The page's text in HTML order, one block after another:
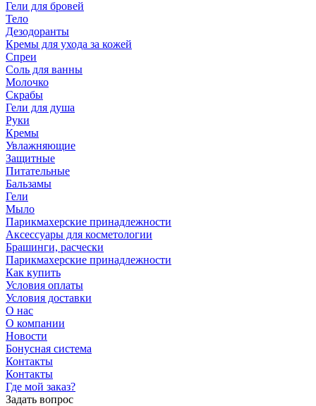
Гели для бровей
Тело
Дезодоранты
Кремы для ухода за кожей
Спреи
Соль для ванны
Молочко
Скрабы
Гели для душа
Руки
Кремы
Увлажняющие
Защитные
Питательные
Бальзамы
Гели
Мыло
Парикмахерские принадлежности
Аксессуары для косметологии
Брашинги, расчески
Парикмахерские принадлежности
Как купить
Условия оплаты
Условия доставки
О нас
О компании
Новости
Бонусная система
Контакты
Контакты
Где мой заказ?
Задать вопрос